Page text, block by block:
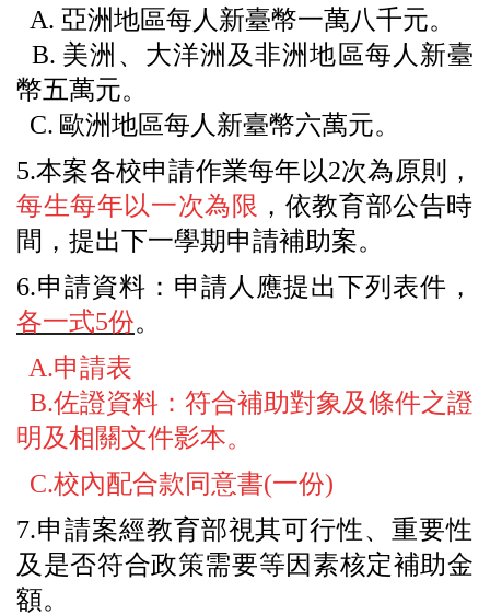
A. 亞洲地區每人新臺幣一萬八千元。
B. 美洲、大洋洲及非洲地區每人新臺
幣五萬元。
C. 歐洲地區每人新臺幣六萬元。
5.本案各校申請作業每年以2次為原則，
每生每年以一次為限 ， 依教育部公告時
間，提出下一學期申請補助案。
6.申請資料：申請人應提出下列表件，
各一式5份。
A.申請表
B.佐證資料：符合補助對象及條件之證
明及相關文件影本。
C.校內配合款同意書(一份)
7.申請案經教育部視其可行性、重要性
及是否符合政策需要等因素核定補助金
額。